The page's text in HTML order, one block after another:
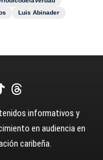
Luis Abinader
informativos y
en audiencia en
caribeña.